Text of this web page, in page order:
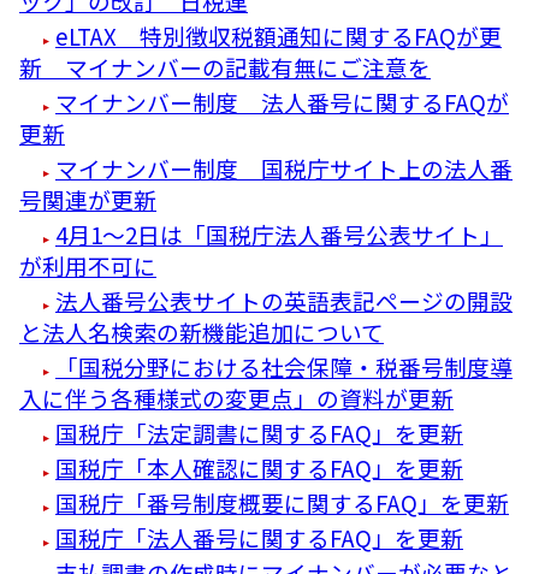
eLTAX 特別徴収税額通知に関するFAQが更
新 マイナンバーの記載有無にご注意を
マイナンバー制度 法人番号に関するFAQが
更新
マイナンバー制度 国税庁サイト上の法人番
号関連が更新
4月1～2日は「国税庁法人番号公表サイト」
が利用不可に
法人番号公表サイトの英語表記ページの開設
と法人名検索の新機能追加について
「国税分野における社会保障・税番号制度導
入に伴う各種様式の変更点」の資料が更新
国税庁「法定調書に関するFAQ」を更新
国税庁「本人確認に関するFAQ」を更新
国税庁「番号制度概要に関するFAQ」を更新
国税庁「法人番号に関するFAQ」を更新